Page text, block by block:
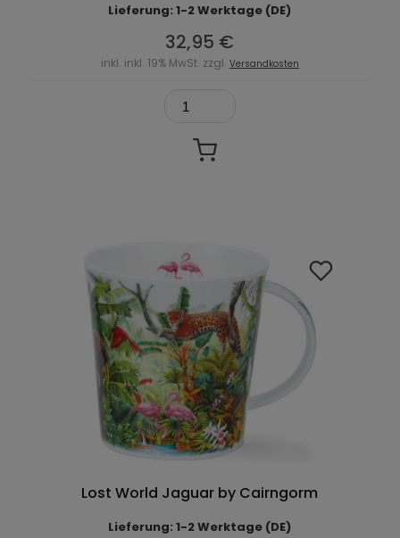
Lieferung: 1-2 Werktage (DE)
32,95 €
inkl. inkl. 19% MwSt. zzgl. Versandkosten
Lost World Jaguar by Cairngorm
Lieferung: 1-2 Werktage (DE)